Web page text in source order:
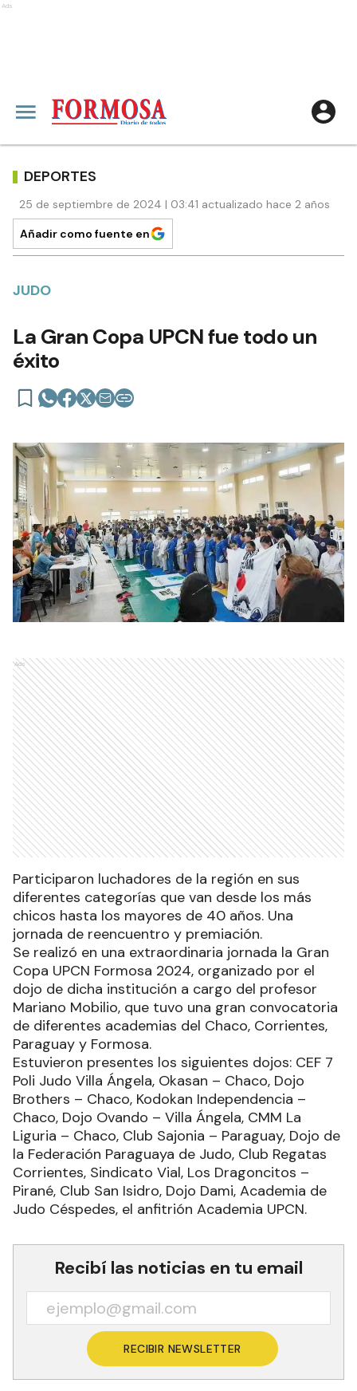
Ads
DEPORTES
25 de septiembre de 2024 | 03:41 actualizado hace 2 años
Añadir como fuente en
JUDO
La Gran Copa UPCN fue todo un
éxito
Ads
Participaron luchadores de la región en sus
diferentes categorías que van desde los más
chicos hasta los mayores de 40 años. Una
jornada de reencuentro y premiación.
Se realizó en una extraordinaria jornada la Gran
Copa UPCN Formosa 2024, organizado por el
dojo de dicha institución a cargo del profesor
Mariano Mobilio, que tuvo una gran convocatoria
de diferentes academias del Chaco, Corrientes,
Paraguay y Formosa.
Estuvieron presentes los siguientes dojos: CEF 7
Poli Judo Villa Ángela, Okasan – Chaco, Dojo
Brothers – Chaco, Kodokan Independencia –
Chaco, Dojo Ovando – Villa Ángela, CMM La
Liguria – Chaco, Club Sajonia – Paraguay, Dojo de
la Federación Paraguaya de Judo, Club Regatas
Corrientes, Sindicato Vial, Los Dragoncitos –
Pirané, Club San Isidro, Dojo Dami, Academia de
Judo Céspedes, el anfitrión Academia UPCN.
Recibí las noticias en tu email
RECIBIR NEWSLETTER